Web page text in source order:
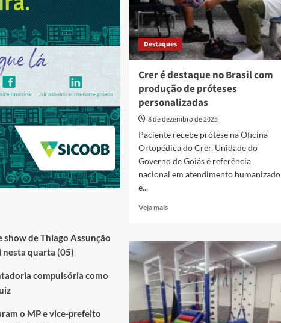
Destaques
Crer é destaque no Brasil com
produção de próteses
personalizadas
8 de dezembro de 2025
Paciente recebe prótese na Oficina
Ortopédica do Crer. Unidade do
Governo de Goiás é referência
nacional em atendimento humanizado
e...
Veja maisRead
Crer
destaque
no
Brasil
com
produção
de
de Thiago Assunção
quarta (05)
compulsória como
o MP e vice-prefeito